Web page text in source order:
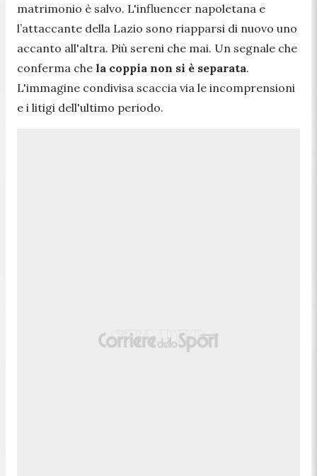
matrimonio è salvo. L'influencer napoletana e
l’attaccante della Lazio sono riapparsi di nuovo uno
accanto all'altra. Più sereni che mai. Un segnale che
conferma che la coppia non si è separata.
L'immagine condivisa scaccia via le incomprensioni
e i litigi dell'ultimo periodo.